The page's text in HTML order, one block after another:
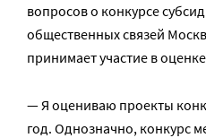
вопросов о конкурсе
общественных связей
принимает участие в
— Я оцениваю проекты
год. Однозначно, конкурс